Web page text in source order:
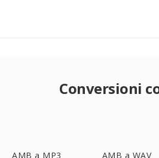
Conversioni
AMB a MP3 AMB a WAV